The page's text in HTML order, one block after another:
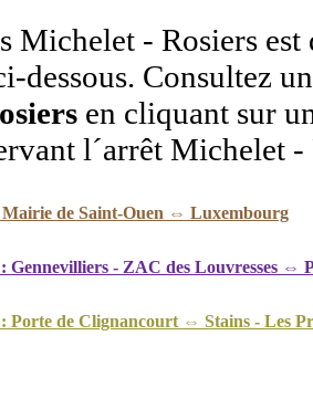
Michelet - Rosiers est
dessous. Consultez
en cliquant sur
l´arrêt Michelet -
Mairie de Saint-Ouen ⇔ Luxembourg
Gennevilliers - ZAC des Louvresses ⇔
Porte de Clignancourt ⇔ Stains - Les